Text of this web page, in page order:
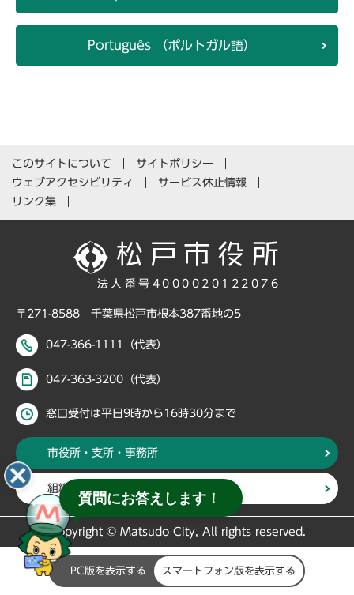
Português （ポルトガル語）
このサイトについて
サイトポリシー
ウェブアクセシビリティ
サービス休止情報
リンク集
法人番号4000020122076
〒271-8588 千葉県松戸市根本387番地の5
047-366-1111（代表）
047-363-3200（代表）
窓口受付は平日9時から16時30分まで
市役所・支所・事務所
組織・部署から探す
Copyright © Matsudo City, All rights reserved.
PC版を表示する スマートフォン版を表示する
質問にお答えします！